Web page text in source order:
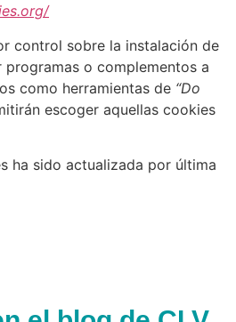
control sobre la instalación de
o complementos a
como herramientas de “Do
escoger aquellas cookies
ha sido actualizada por última